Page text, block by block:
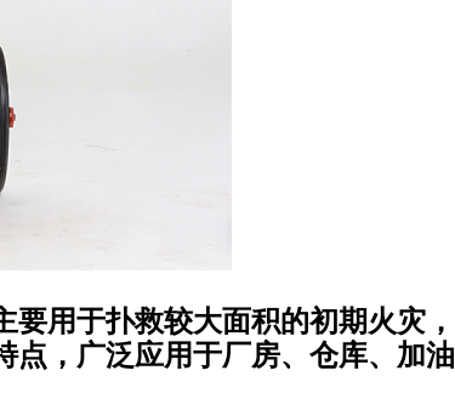
用于扑救较大面积的初期火灾，
点，广泛应用于厂房、仓库、加油